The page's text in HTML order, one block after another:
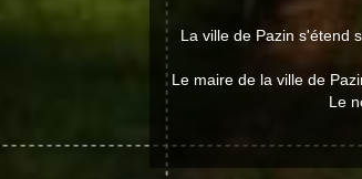
La ville de Pazin s'étend
Le maire de la ville de
Le